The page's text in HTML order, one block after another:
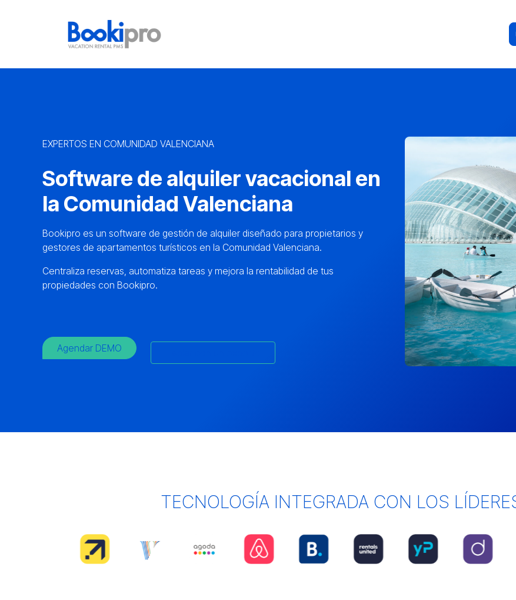
EXPERTOS EN COMUNIDAD VALENCIANA
Software de alquiler vacacional en
la Comunidad Valenciana
Bookipro es un software de gestión de alquiler diseñado para propietarios y
gestores de apartamentos turísticos en la Comunidad Valenciana.
Centraliza reservas, automatiza tareas y mejora la rentabilidad de tus
propiedades con Bookipro.
Agendar DEMO
TECNOLOGÍA INTEGRADA CON LOS